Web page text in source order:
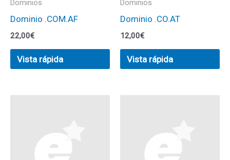
Dominios
Dominio .COM.AF
22,00€
Vista rápida
Dominios
Dominio .CO.AT
12,00€
Vista rápida